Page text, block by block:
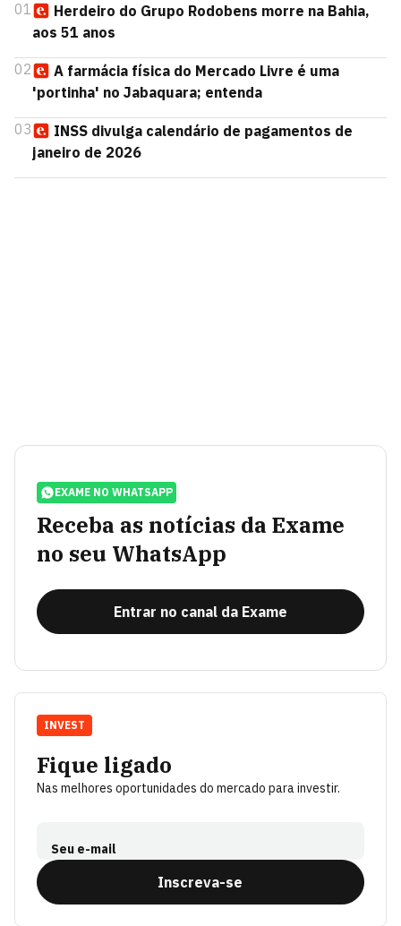
01
Herdeiro do Grupo Rodobens morre na Bahia,
aos 51 anos
02
A farmácia física do Mercado Livre é uma
'portinha' no Jabaquara; entenda
03
INSS divulga calendário de pagamentos de
janeiro de 2026
EXAME NO WHATSAPP
Receba as notícias da Exame
no seu WhatsApp
Entrar no canal da Exame
Fique ligado
Nas melhores oportunidades do mercado para investir.
Seu e-mail
Inscreva-se
INVEST